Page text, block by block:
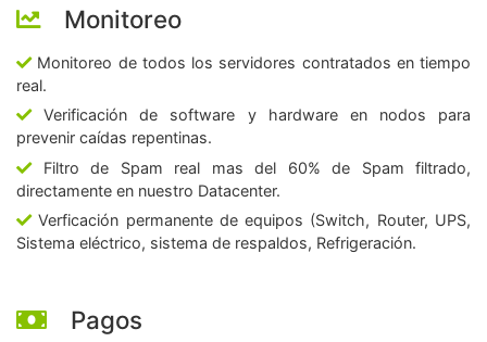
Monitoreo
Monitoreo de todos los servidores contratados en tiempo
real.
Verificación de software y hardware en nodos para
prevenir caídas repentinas.
Filtro de Spam real mas del 60% de Spam filtrado,
directamente en nuestro Datacenter.
Verficación permanente de equipos (Switch, Router, UPS,
Sistema eléctrico, sistema de respaldos, Refrigeración.
Pagos